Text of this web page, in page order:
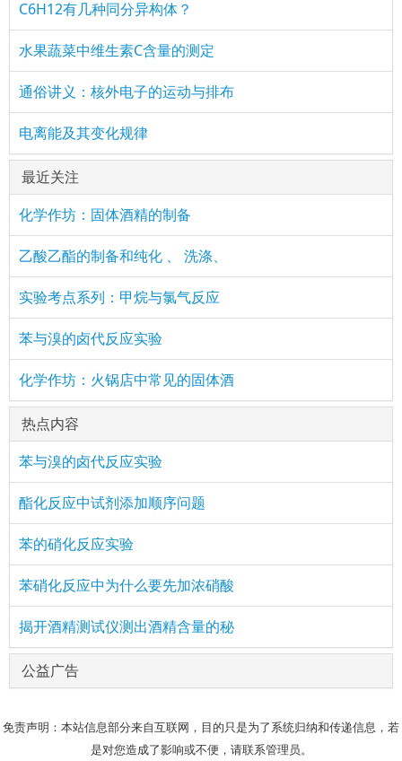
C6H12有几种同分异构体？
水果蔬菜中维生素C含量的测定
通俗讲义：核外电子的运动与排布
电离能及其变化规律
最近关注
化学作坊：固体酒精的制备
乙酸乙酯的制备和纯化 、 洗涤、
实验考点系列：甲烷与氯气反应
苯与溴的卤代反应实验
化学作坊：火锅店中常见的固体酒
热点内容
苯与溴的卤代反应实验
酯化反应中试剂添加顺序问题
苯的硝化反应实验
苯硝化反应中为什么要先加浓硝酸
揭开酒精测试仪测出酒精含量的秘
公益广告
免责声明：本站信息部分来自互联网，目的只是为了系统归纳和传递信息，若
是对您造成了影响或不便，请联系管理员。